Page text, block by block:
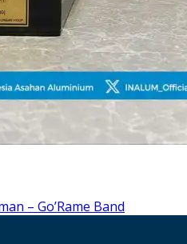
– Go’Rame Band